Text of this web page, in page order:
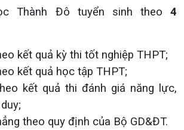
Thành Đô tuyển sinh theo 4
kết quả kỳ thi tốt nghiệp THPT;
kết quả học tập THPT;
kết quả thi đánh giá năng lực,
theo quy định của Bộ GD&ĐT.